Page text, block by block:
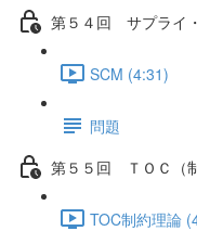
第５４回 サプライ
SCM (4:31)
問題
第５５回 ＴＯＣ（
TOC制約理論